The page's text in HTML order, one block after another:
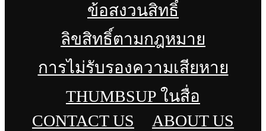
ข้อสงวนสิทธิ์
ลิขสิทธิ์ตามกฎหมาย
การไม่รับรองความเสียหาย
THUMBSUP ในสื่อ
CONTACT US
ABOUT US